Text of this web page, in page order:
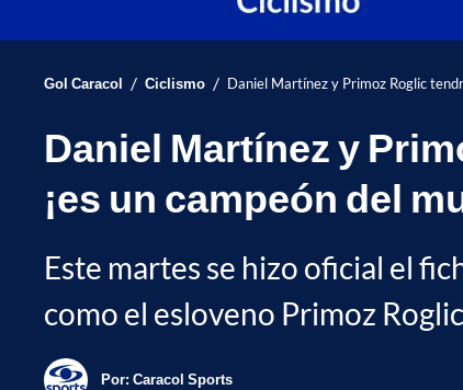
Gol Caracol / Ciclismo / Daniel Martínez y Primoz Roglic
Daniel Martínez y
¡es un campeón del
Este martes se hizo oficial el
como el esloveno Primoz
Por: Caracol Sports